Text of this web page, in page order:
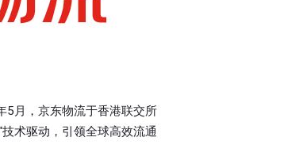
5月，京东物流于香港联交所
术驱动，引领全球高效流通